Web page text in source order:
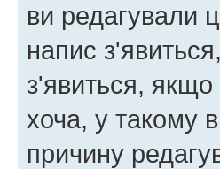
ви редагували
напис
з'явиться, якщо
хоча, у такому
причину